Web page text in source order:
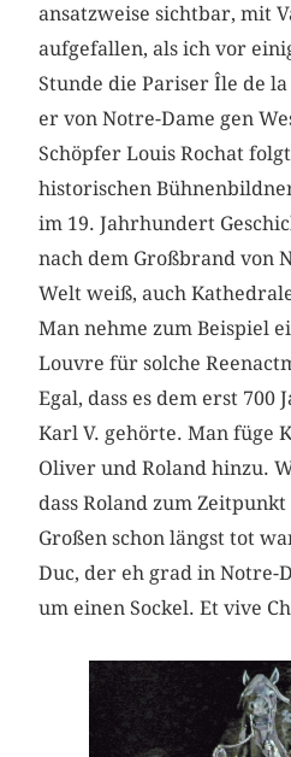
ansatzweise sichtbar, mit
aufgefallen, als ich vor
Stunde die Pariser Île de
er von Notre-Dame gen
Schöpfer Louis Rochat
historischen
im 19. Jahrhundert
nach dem Großbrand von
Welt weiß, auch
Man nehme zum Beispiel
Louvre für solche
Egal, dass es dem erst 700
Karl V. gehörte. Man füge
Oliver und Roland hinzu.
dass Roland zum
Großen schon längst tot
Duc, der eh grad in Notre-
um einen Sockel. Et vive